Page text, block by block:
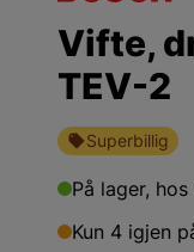
Vifte,
TEV-2
Superbillig
På lager,
Kun 4 igjen